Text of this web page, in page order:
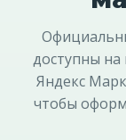
доступны на
Яндекс
чтобы